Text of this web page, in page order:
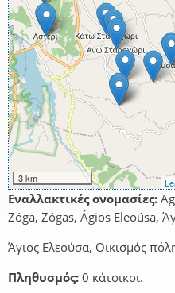
3 km
Εναλλακτικές ονομασίες:
Zóga, Zógas, Ágios Eleoúsa,
Άγιος Ελεούσα, Οικισμός
Πληθυσμός: 0 κάτοικοι.